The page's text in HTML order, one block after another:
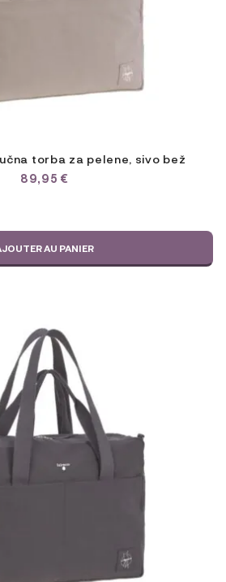
torba za pelene, sivo bež
89,95€
AU PANIER